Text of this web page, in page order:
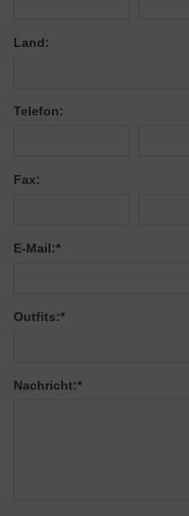
Land:
Telefon:
Fax:
E-Mail:*
Outfits:*
Nachricht:*